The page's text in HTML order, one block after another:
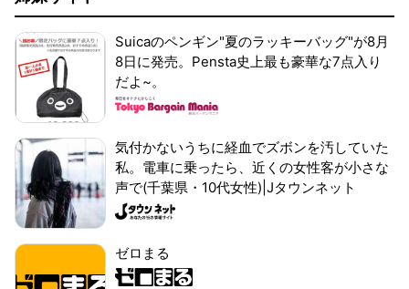
Suicaのペンギン"夏のラッキーバッグ"が8月
8日に発売。Pensta史上最も豪華な7点入り
だよ~。
気付かないうちに経血でズボンを汚していた
私。電車に乗ったら、近くの女性客が小さな
声で(千葉県・10代女性)|Jタウンネット
ゼロまる